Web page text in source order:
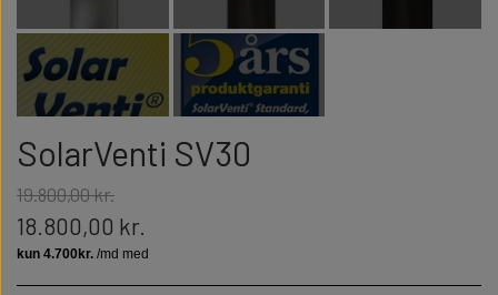
SolarVenti SV30
19.800,00 kr.
18.800,00 kr.